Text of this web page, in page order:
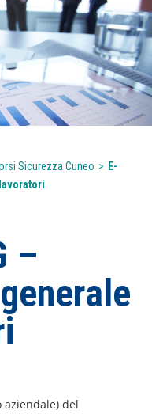
Sicurezza Cuneo > E-
–
del